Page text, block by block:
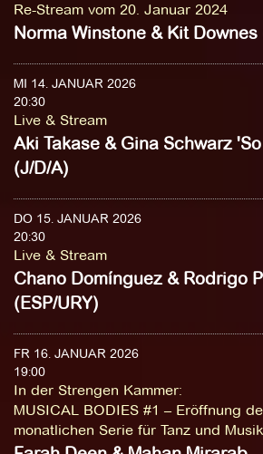
Re-Stream vom 20. Januar 2024
Norma Winstone & Kit Downes
MI 14. JANUAR 2026
20:30
Live & Stream
Aki Takase & Gina Schwarz
(J/D/A)
DO 15. JANUAR 2026
20:30
Live & Stream
Chano Domínguez & Rodrigo
(ESP/URY)
FR 16. JANUAR 2026
19:00
In der Strengen Kammer:
MUSICAL BODIES #1 – Eröffnung
monatlichen Serie für Tanz und Musik